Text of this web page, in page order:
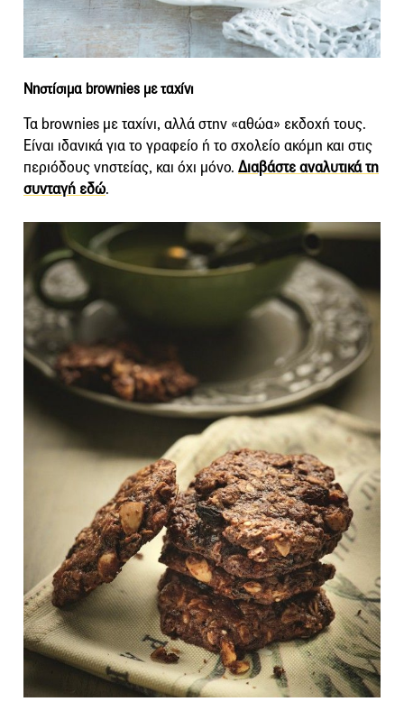
Νηστίσιμα brownies με ταχίνι
Τα brownies με ταχίνι, αλλά στην «αθώα» εκδοχή τους.
Είναι ιδανικά για το γραφείο ή το σχολείο ακόμη και στις
περιόδους νηστείας, και όχι μόνο. Διαβάστε αναλυτικά τη
συνταγή εδώ.